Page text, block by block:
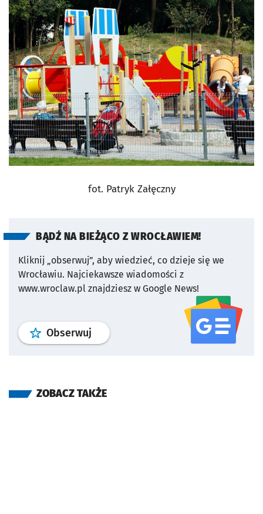
fot. Patryk Załęczny
BĄDŹ NA BIEŻĄCO Z WROCŁAWIEM!
Kliknij „obserwuj”, aby wiedzieć, co dzieje się we
Wrocławiu. Najciekawsze wiadomości z
www.wroclaw.pl znajdziesz w Google News!
Obserwuj profil serwisu
ZOBACZ TAKŻE